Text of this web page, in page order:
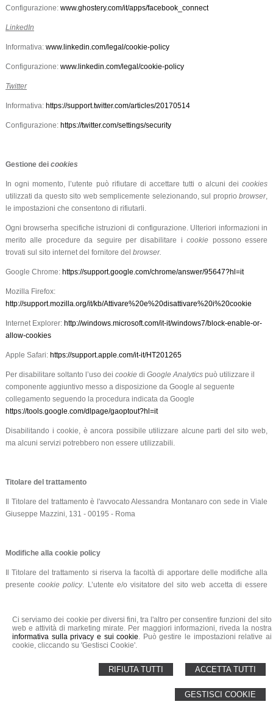
Ci serviamo dei cookie per diversi fini, tra l'altro per consentire funzioni del sito
web e attività di marketing mirate. Per maggiori informazioni, riveda la nostra
informativa sulla privacy e sui cookie. Può gestire le impostazioni relative ai
cookie, cliccando su 'Gestisci Cookie'.
ACCETTA TUTTI
RIFIUTA TUTTI
GESTISCI COOKIE
Configurazione: www.ghostery.com/it/apps/facebook_connect
LinkedIn
Informativa: www.linkedin.com/legal/cookie-policy
Configurazione: www.linkedin.com/legal/cookie-policy
Twitter
Informativa: https://support.twitter.com/articles/20170514
Configurazione: https://twitter.com/settings/security
Gestione dei cookies
In ogni momento, l’utente può rifiutare di accettare tutti o alcuni deicookies
utilizzati da questo sito web semplicemente selezionando, sul propriobrowser,
le impostazioni che consentono di rifiutarli.
Ogni browserha specifiche istruzioni di configurazione. Ulteriori informazioni in
merito alle procedure da seguire per disabilitare icookie possono essere
trovati sul sito internet del fornitore del browser.
Google Chrome: https://support.google.com/chrome/answer/95647?hl=it
Mozilla Firefox:
http://support.mozilla.org/it/kb/Attivare%20e%20disattivare%20i%20cookie
Internet Explorer: http://windows.microsoft.com/it-it/windows7/block-enable-or-
allow-cookies
Apple Safari: https://support.apple.com/it-it/HT201265
Per disabilitare soltanto l’uso dei cookie di Google Analytics può utilizzare il
componente aggiuntivo messo a disposizione da Google al seguente
collegamento seguendo la procedura indicata da Google
https://tools.google.com/dlpage/gaoptout?hl=it
Disabilitando i cookie, è ancora possibile utilizzare alcune parti del sito web,
ma alcuni servizi potrebbero non essere utilizzabili.
Titolare del trattamento
Il Titolare del trattamento è l'avvocato Alessandra Montanaro con sede in Viale
Giuseppe Mazzini, 131 - 00195 - Roma
Modifiche alla cookie policy
Il Titolare del trattamento si riserva la facoltà di apportare delle modifiche alla
presentecookie policy. L’utente e/o visitatore del sito web accetta di essere
Avv. Alessandra Montanaro
info@avvocatomontanaro.com-a.montanaro@avvocatomontanaro.com
© 2026 Copyright Avv. Alessandra Montanaro. Tutti i diritti riservati | P.IVA
Gestisci Cookie-Credits